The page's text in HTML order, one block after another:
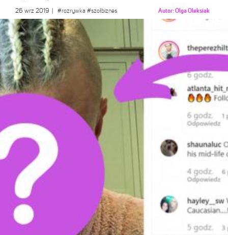
26 wrz 2019 #rozrywka #szołbiznes Autor:Olga Oleksiak